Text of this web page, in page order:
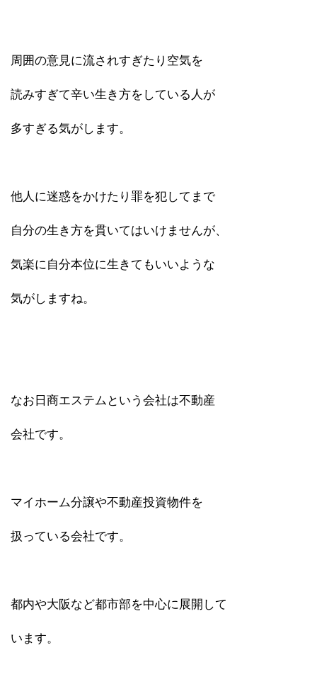
周囲の意見に流されすぎたり空気を
読みすぎて辛い生き方をしている人が
多すぎる気がします。
他人に迷惑をかけたり罪を犯してまで
自分の生き方を貫いてはいけませんが、
気楽に自分本位に生きてもいいような
気がしますね。
なお日商エステムという会社は不動産
会社です。
マイホーム分譲や不動産投資物件を
扱っている会社です。
都内や大阪など都市部を中心に展開して
います。